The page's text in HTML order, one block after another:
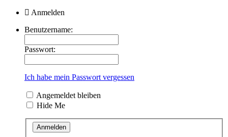
Anmelden
Benutzername:
Passwort:
Ich habe mein Passwort vergessen
Angemeldet bleiben
Hide Me